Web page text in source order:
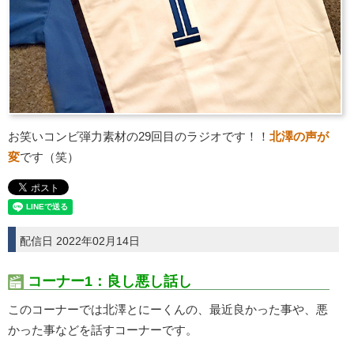
お笑いコンビ弾力素材の29回目のラジオです！！ 北澤の声が
変です（笑）
配信日 2022年02月14日
コーナー1：良し悪し話し
このコーナーでは北澤とにーくんの、最近良かった事や、悪
かった事などを話すコーナーです。